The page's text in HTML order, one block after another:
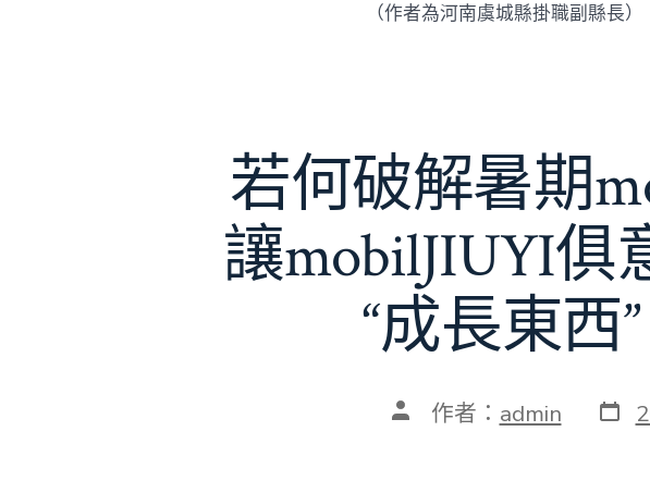
（作者為河南虞城縣掛職副縣長）
若何破解暑期
讓mobilJIUYI俱
“成長東西
文 作者： admin 發
表